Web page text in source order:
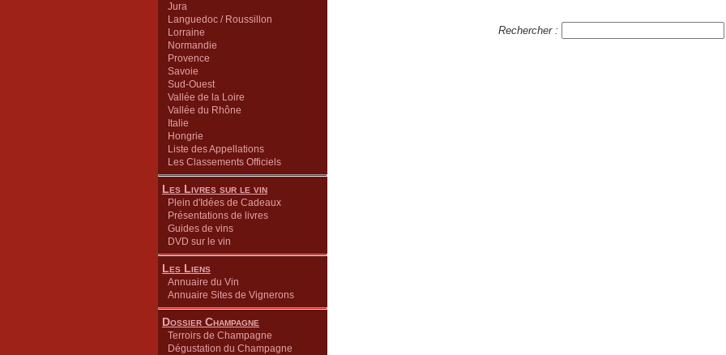
Jura
Languedoc / Roussillon
Lorraine
Normandie
Provence
Savoie
Sud-Ouest
Vallée de la Loire
Vallée du Rhône
Italie
Hongrie
Liste des Appellations
Les Classements Officiels
Les Livres sur le vin
Plein d'Idées de Cadeaux
Présentations de livres
Guides de vins
DVD sur le vin
Les Liens
Annuaire du Vin
Annuaire Sites de Vignerons
Dossier Champagne
Terroirs de Champagne
Dégustation du Champagne
Rechercher :